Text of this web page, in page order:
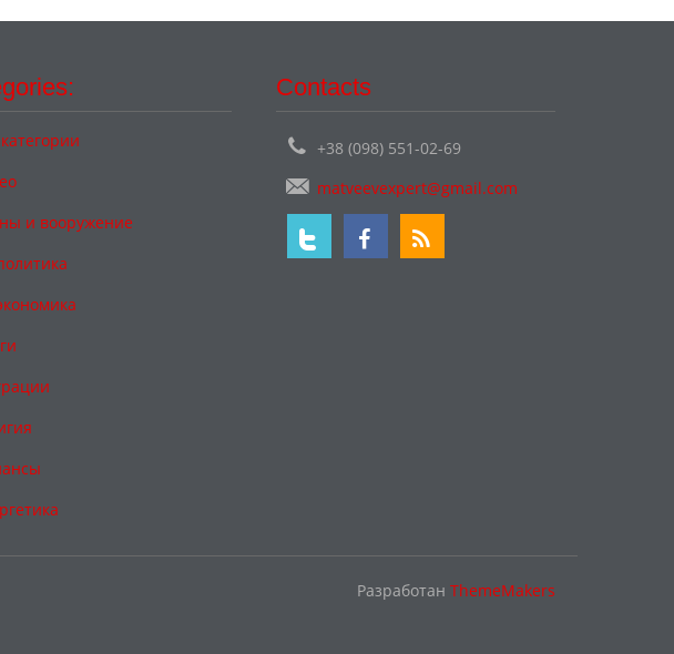
и вооружение
Contacts
+38 (098) 551-02-69
matveevexpert@gmail.com
Разработан ThemeMakers